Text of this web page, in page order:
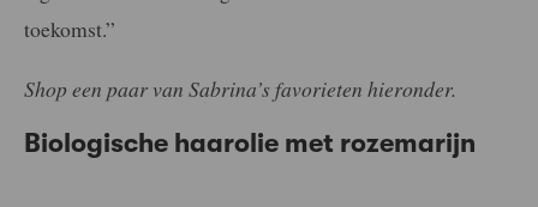
toekomst.”
Shop een paar van Sabrina’s favorieten hieronder.
Biologische haarolie met rozemarijn